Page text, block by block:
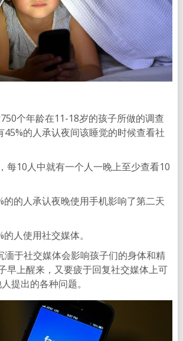
个年龄在11-18岁的孩子所做的调查
45%的人承认夜间该睡觉的时候查看社
每10人中就有一个人一晚上至少查看10
的的人承认夜晚使用手机影响了第二天
人使用社交媒体。
湎于社交媒体会影响孩子们的身体和精
早上醒来，又要疲于回复社交媒体上可
提出的各种问题。